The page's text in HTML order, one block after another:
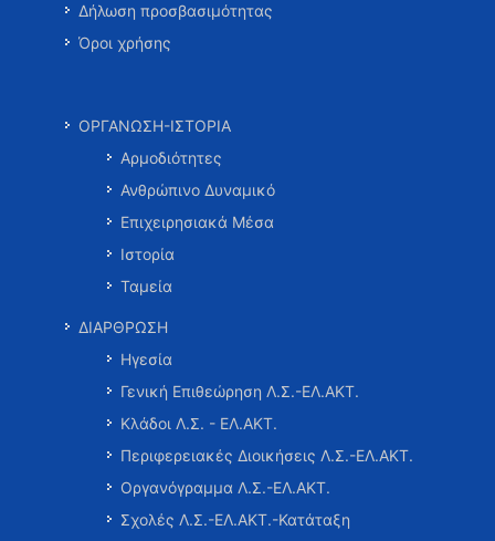
Δήλωση προσβασιμότητας
Όροι χρήσης
ΟΡΓΑΝΩΣΗ-ΙΣΤΟΡΙΑ
Αρμοδιότητες
Ανθρώπινο Δυναμικό
Επιχειρησιακά Μέσα
Ιστορία
Ταμεία
ΔΙΑΡΘΡΩΣΗ
Ηγεσία
Γενική Επιθεώρηση Λ.Σ.-ΕΛ.ΑΚΤ.
Κλάδοι Λ.Σ. - ΕΛ.ΑΚΤ.
Περιφερειακές Διοικήσεις Λ.Σ.-ΕΛ.ΑΚΤ.
Οργανόγραμμα Λ.Σ.-ΕΛ.ΑΚΤ.
Σχολές Λ.Σ.-ΕΛ.ΑΚΤ.-Κατάταξη